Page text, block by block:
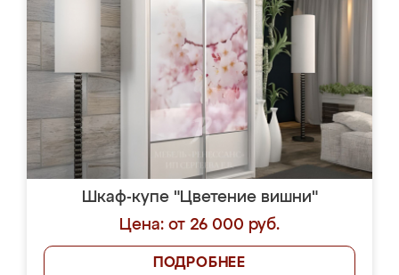
Шкаф-купе "Цветение вишни"
Цена: от 26 000 руб.
ПОДРОБНЕЕ